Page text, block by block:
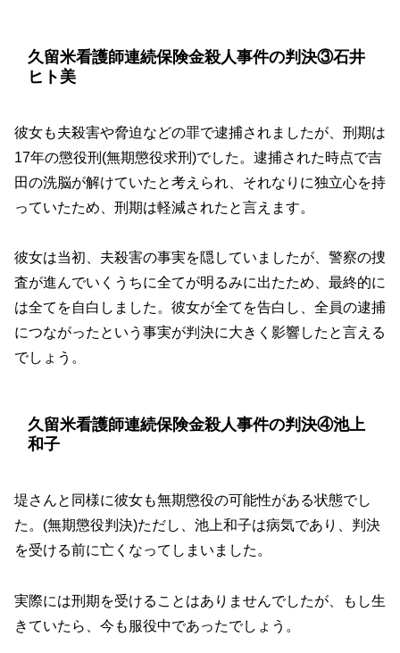
久留米看護師連続保険金殺人事件の判決③石井
ヒト美
彼女も夫殺害や脅迫などの罪で逮捕されましたが、刑期は
17年の懲役刑(無期懲役求刑)でした。逮捕された時点で吉
田の洗脳が解けていたと考えられ、それなりに独立心を持
っていたため、刑期は軽減されたと言えます。
彼女は当初、夫殺害の事実を隠していましたが、警察の捜
査が進んでいくうちに全てが明るみに出たため、最終的に
は全てを自白しました。彼女が全てを告白し、全員の逮捕
につながったという事実が判決に大きく影響したと言える
でしょう。
久留米看護師連続保険金殺人事件の判決④池上
和子
堤さんと同様に彼女も無期懲役の可能性がある状態でし
た。(無期懲役判決)ただし、池上和子は病気であり、判決
を受ける前に亡くなってしまいました。
実際には刑期を受けることはありませんでしたが、もし生
きていたら、今も服役中であったでしょう。